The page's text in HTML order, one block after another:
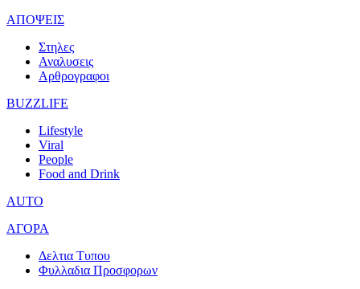
ΑΠΟΨΕΙΣ
Στηλες
Αναλυσεις
Αρθρογραφοι
BUZZLIFE
Lifestyle
Viral
People
Food and Drink
AUTO
ΑΓΟΡΑ
Δελτια Τυπου
Φυλλαδια Προσφορων